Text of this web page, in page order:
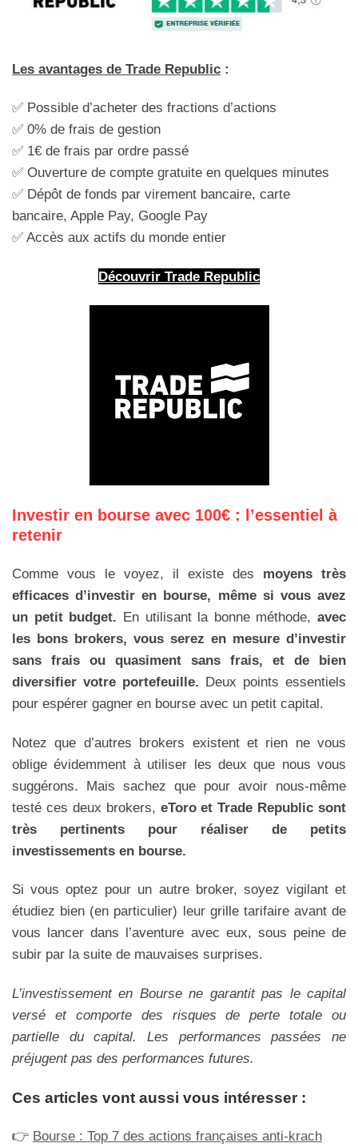
Les avantages de Trade Republic :
✅ Possible d’acheter des fractions d’actions
✅ 0% de frais de gestion
✅ 1€ de frais par ordre passé
✅ Ouverture de compte gratuite en quelques minutes
✅ Dépôt de fonds par virement bancaire, carte
bancaire, Apple Pay, Google Pay
✅ Accès aux actifs du monde entier
Découvrir Trade Republic
Investir en bourse avec 100€ : l’essentiel à
retenir
Comme vous le voyez, il existe des moyens très
efficaces d’investir en bourse, même si vous avez
un petit budget. En utilisant la bonne méthode, avec
les bons brokers, vous serez en mesure d’investir
sans frais ou quasiment sans frais, et de bien
diversifier votre portefeuille. Deux points essentiels
pour espérer gagner en bourse avec un petit capital.
Notez que d’autres brokers existent et rien ne vous
oblige évidemment à utiliser les deux que nous vous
suggérons. Mais sachez que pour avoir nous-même
testé ces deux brokers, eToro et Trade Republic sont
très pertinents pour réaliser de petits
investissements en bourse.
Si vous optez pour un autre broker, soyez vigilant et
étudiez bien (en particulier) leur grille tarifaire avant de
vous lancer dans l’aventure avec eux, sous peine de
subir par la suite de mauvaises surprises.
L’investissement en Bourse ne garantit pas le capital
versé et comporte des risques de perte totale ou
partielle du capital. Les performances passées ne
préjugent pas des performances futures.
Ces articles vont aussi vous intéresser :
👉 Bourse : Top 7 des actions françaises anti-krach